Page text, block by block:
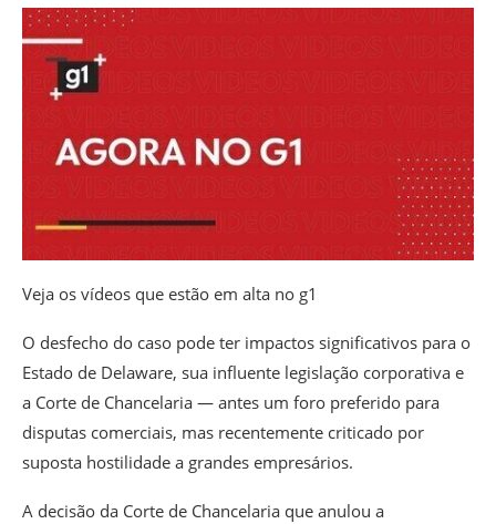
Veja os vídeos que estão em alta no g1
O desfecho do caso pode ter impactos significativos para o
Estado de Delaware, sua influente legislação corporativa e
a Corte de Chancelaria — antes um foro preferido para
disputas comerciais, mas recentemente criticado por
suposta hostilidade a grandes empresários.
A decisão da Corte de Chancelaria que anulou a